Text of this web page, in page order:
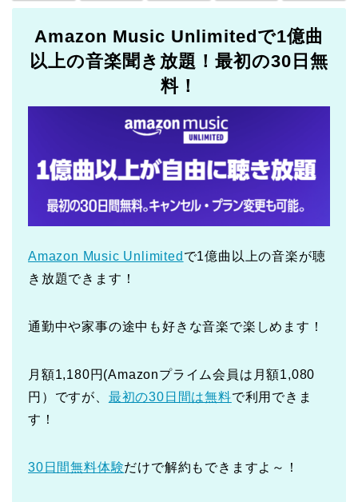
Amazon Music Unlimitedで1億曲
以上の音楽聞き放題！最初の30日無
料！
Amazon Music Unlimited で1億曲以上の音楽が聴
き放題できます！
通勤中や家事の途中も好きな音楽で楽しめます！
月額1,180円(Amazonプライム会員は月額1,080
円）ですが、 最初の30日間は無料で利用できま
す！
30日間無料体験だけで解約もできますよ～！